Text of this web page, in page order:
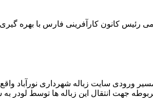
مسیر ورودی سایت زباله شهرداری